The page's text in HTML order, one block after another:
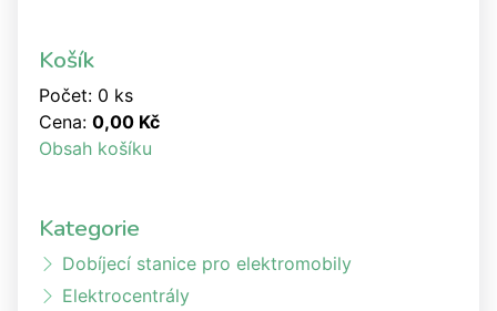
Košík
Počet: 0 ks
Cena: 0,00 Kč
Obsah košíku
Kategorie
Dobíjecí stanice pro elektromobily
Elektrocentrály